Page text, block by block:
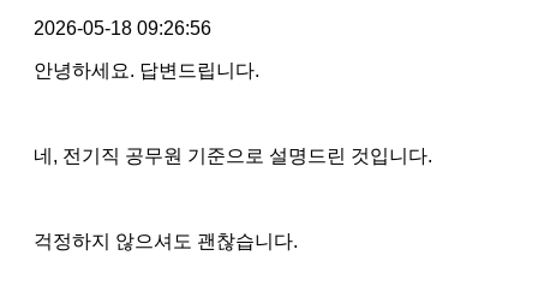
2026-05-18 09:26:56
안녕하세요. 답변드립니다.
네, 전기직 공무원 기준으로 설명드린 것입니다.
걱정하지 않으셔도 괜찮습니다.